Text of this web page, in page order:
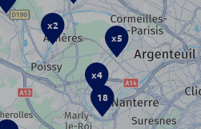
18
x2
x4
x5